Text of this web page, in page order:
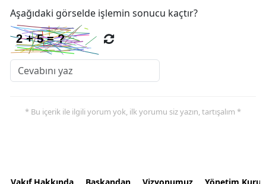
Aşağıdaki görselde işlemin sonucu kaçtır?
* Bu içerik ile ilgili yorum yok, ilk yorumu siz yazın, tartışalım *
Vakıf Hakkında Başkandan Vizyonumuz Yönetim